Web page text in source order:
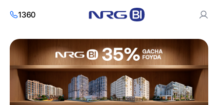
1360
Saytdan foydalanish orqali siz cookies vashaxsiy ma’lumotlarni
qayta ishlash siyosatigaroziligingizni bildirasiz.
Roziman